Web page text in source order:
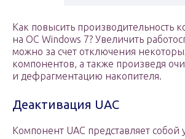
Как повысить производительность
на ОС Windows 7? Увеличить
можно за счет отключения
компонентов, а также произведя
и дефрагментацию накопителя.
Деактивация UAC
Компонент UAC представляет собой